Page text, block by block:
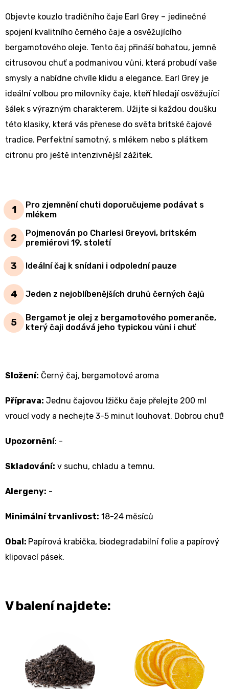
Objevte kouzlo tradičního čaje Earl Grey – jedinečné
spojení kvalitního černého čaje a osvěžujícího
bergamotového oleje. Tento čaj přináší bohatou, jemně
citrusovou chuť a podmanivou vůni, která probudí vaše
smysly a nabídne chvíle klidu a elegance. Earl Grey je
ideální volbou pro milovníky čaje, kteří hledají osvěžující
šálek s výrazným charakterem. Užijte si každou doušku
této klasiky, která vás přenese do světa britské čajové
tradice. Perfektní samotný, s mlékem nebo s plátkem
citronu pro ještě intenzivnější zážitek.
Pro zjemnění chuti doporučujeme podávat s
mlékem
Pojmenován po Charlesi Greyovi, britském
premiérovi 19. století
Ideální čaj k snídani i odpolední pauze
Jeden z nejoblíbenějších druhů černých čajů
Bergamot je olej z bergamotového pomeranče,
který čaji dodává jeho typickou vůni i chuť
Složení: Černý čaj, bergamotové aroma
Příprava: Jednu čajovou lžičku čaje přelejte 200 ml
vroucí vody a nechejte 3-5 minut louhovat. Dobrou chuť!
Upozornění: -
Skladování: v suchu, chladu a temnu.
Alergeny: -
Minimální trvanlivost: 18-24 měsíců
Obal: Papírová krabička, biodegradabilní folie a papírový
klipovací pásek.
V balení najdete: